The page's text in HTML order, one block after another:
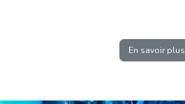
En savoir plus